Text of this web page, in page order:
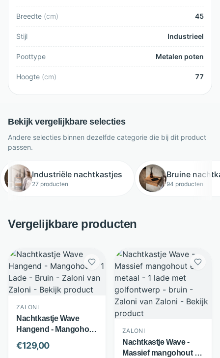
Breedte (cm) 45
Stijl Industrieel
Poottype Metalen poten
Hoogte (cm) 77
Bekijk vergelijkbare selecties
Andere selecties binnen dezelfde categorie die bij dit product
passen.
Industriële nachtkastjes
27 producten
Bruine
94 producten
Vergelijkbare producten
ZALONI
Nachtkastje Wave
Hangend - Mangohout
- 1 Lade - Bruin - Zaloni
€129,00
ZALONI
Nachtkastje Wave -
Massief mangohout en